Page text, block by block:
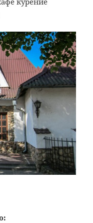
Кафе-бар «Шато»